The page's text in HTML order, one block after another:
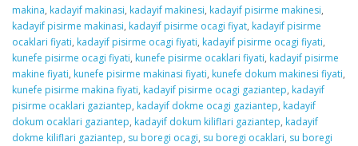
makina, kadayif makinasi, kadayif makinesi, kadayif pisirme makinesi,
kadayif pisirme makinasi, kadayif pisirme ocagi fiyat, kadayif pisirme
ocaklari fiyati, kadayif pisirme ocagi fiyati, kadayif pisirme ocagi fiyati,
kunefe pisirme ocagi fiyati, kunefe pisirme ocaklari fiyati, kadayif pisirme
makine fiyati, kunefe pisirme makinasi fiyati, kunefe dokum makinesi fiyati,
kunefe pisirme makina fiyati, kadayif pisirme ocagi gaziantep, kadayif
pisirme ocaklari gaziantep, kadayif dokme ocagi gaziantep, kadayif
dokum ocaklari gaziantep, kadayif dokum kiliflari gaziantep, kadayif
dokme kiliflari gaziantep, su boregi ocagi, su boregi ocaklari, su boregi